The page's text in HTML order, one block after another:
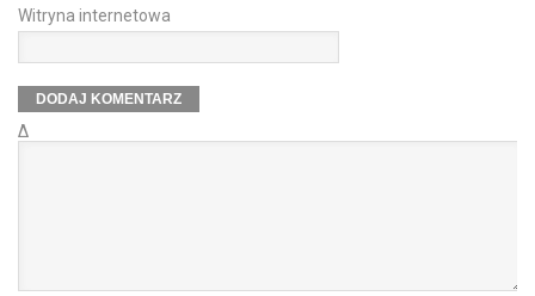
Witryna internetowa
Δ